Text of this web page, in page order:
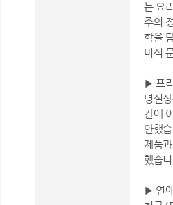
는 요
주의
학을
미식
▶ 프
명실
간에
안했
제품
했습
▶ 연